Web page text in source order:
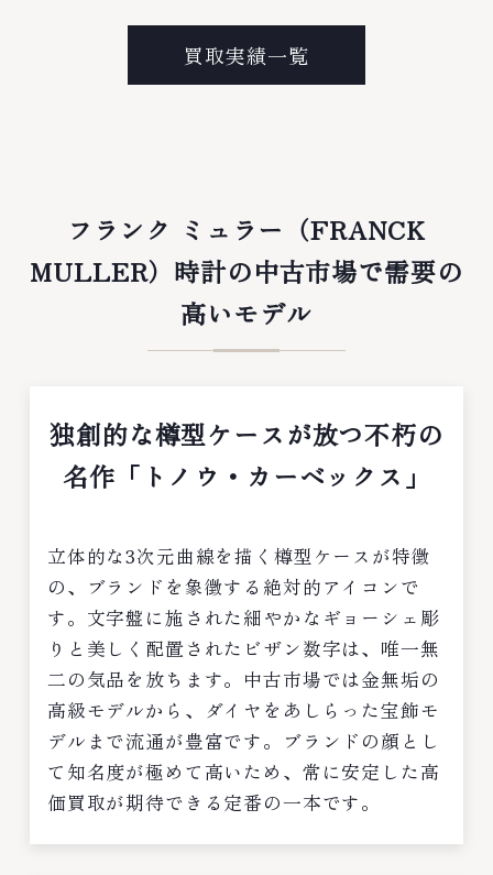
買取実績一覧
フランク ミュラー（FRANCK
MULLER）時計の中古市場で需要の
高いモデル
独創的な樽型ケースが放つ不朽の
名作「トノウ・カーベックス」
立体的な3次元曲線を描く樽型ケースが特徴
の、ブランドを象徴する絶対的アイコンで
す。文字盤に施された細やかなギョーシェ彫
りと美しく配置されたビザン数字は、唯一無
二の気品を放ちます。中古市場では金無垢の
高級モデルから、ダイヤをあしらった宝飾モ
デルまで流通が豊富です。ブランドの顔とし
て知名度が極めて高いため、常に安定した高
価買取が期待できる定番の一本です。